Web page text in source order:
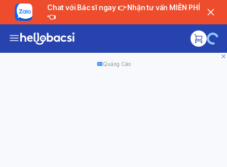
Chat với Bác sĩ ngay 👉 Nhận tư vấn MIỄN PHÍ
👈
Quảng Cáo